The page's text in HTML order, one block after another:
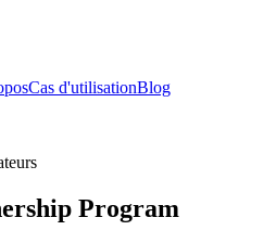
Cas d'utilisationBlog
Program